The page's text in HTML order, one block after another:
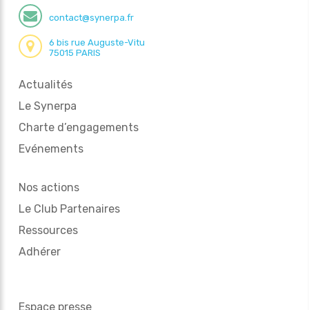
contact@synerpa.fr
6 bis rue Auguste-Vitu
75015 PARIS
Actualités
Le Synerpa
Charte d’engagements
Evénements
Nos actions
Le Club Partenaires
Ressources
Adhérer
Espace presse